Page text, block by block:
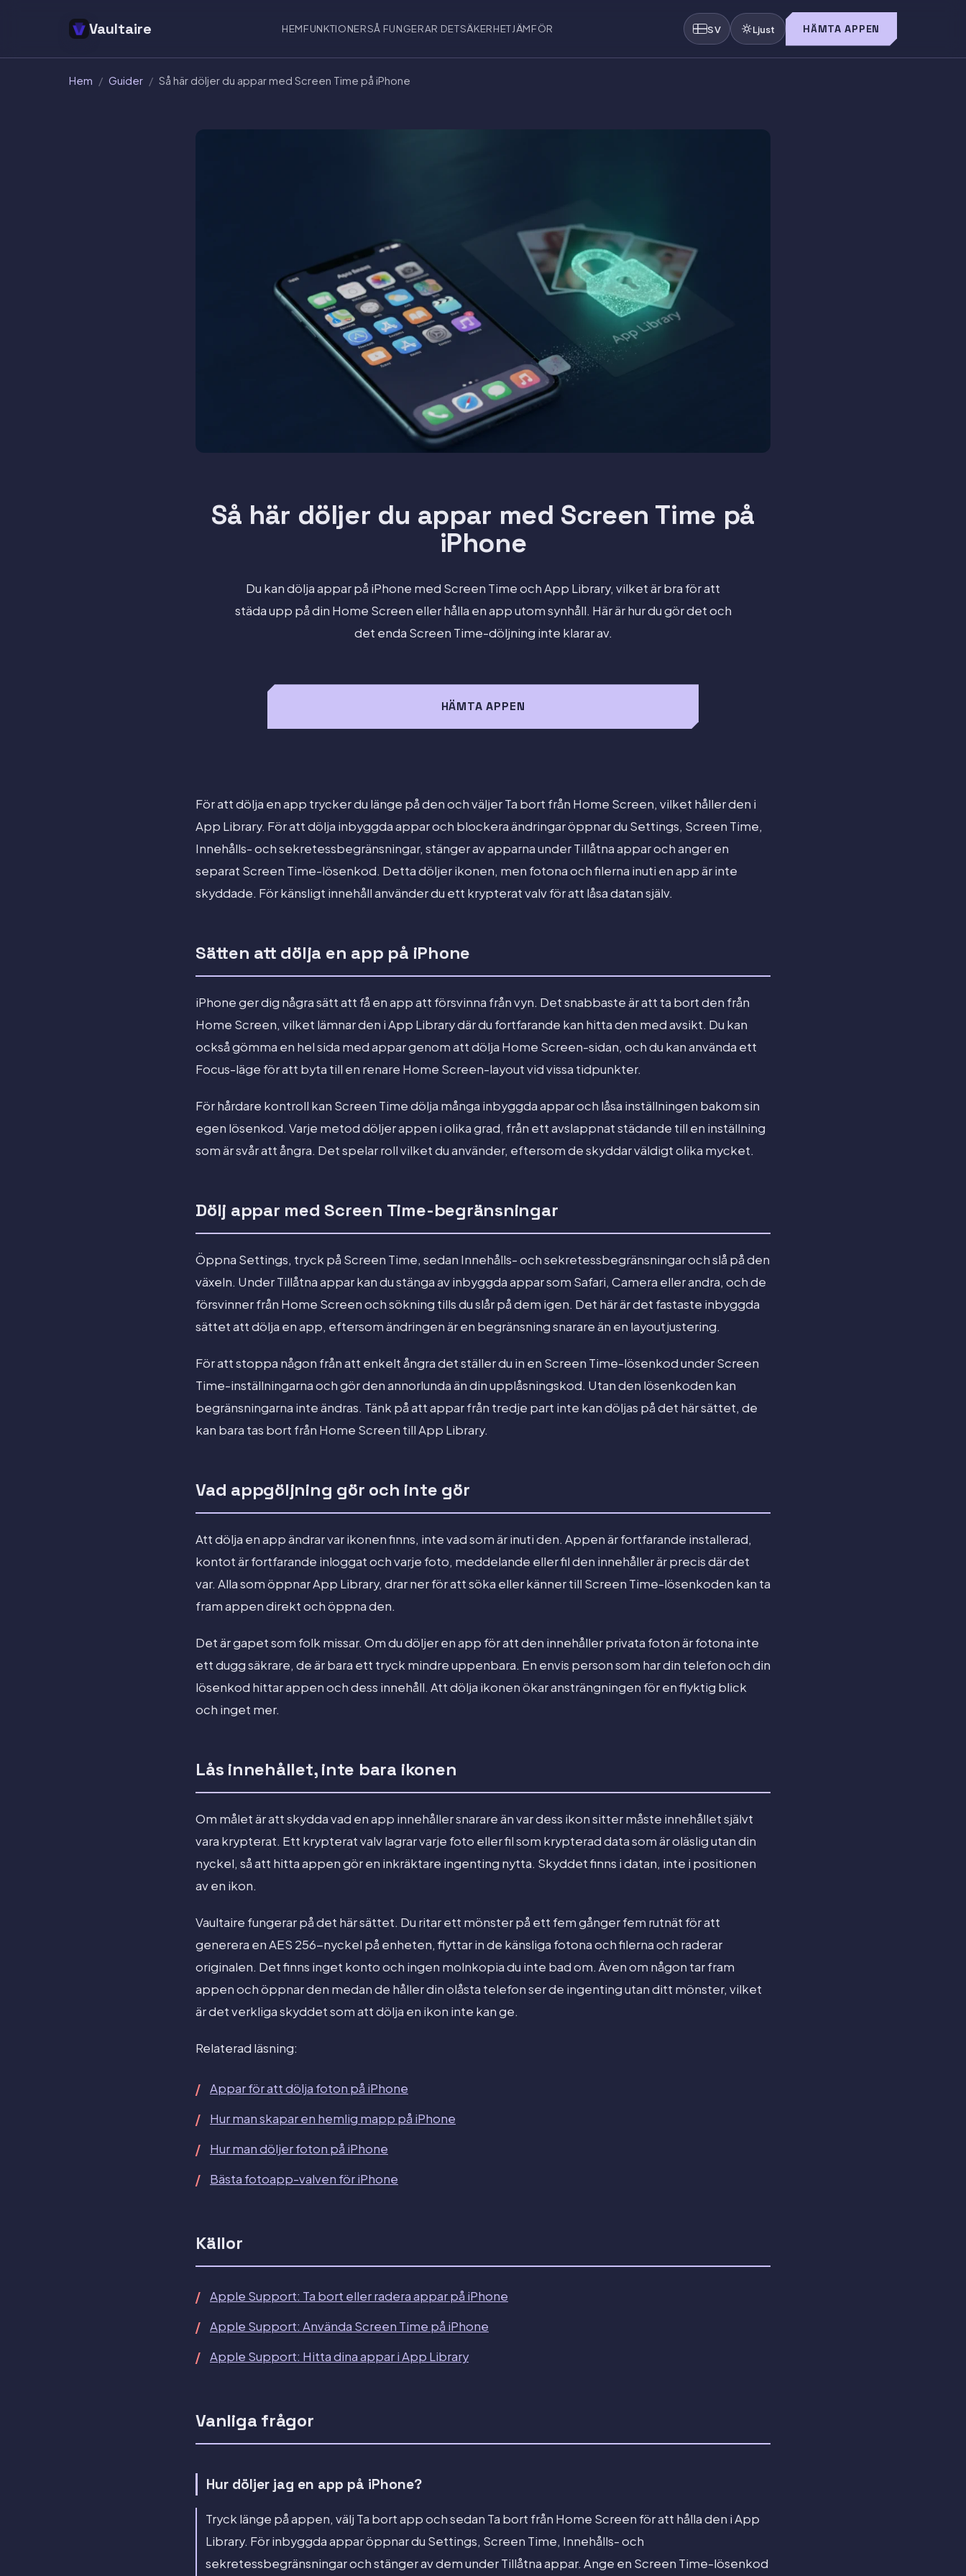
Vaultaire HEMFUNKTIONERSÅ FUNGERAR DETSÄKERHETJÄMFÖR SV Ljust HÄMTA APPEN
Hem / Guider / Så här döljer du appar med Screen Time på iPhone
Så här döljer du appar med Screen Time på
iPhone
Du kan dölja appar på iPhone med Screen Time och App Library, vilket är bra för att
städa upp på din Home Screen eller hålla en app utom synhåll. Här är hur du gör det och
det enda Screen Time-döljning inte klarar av.
HÄMTA APPEN
För att dölja en app trycker du länge på den och väljer Ta bort från Home Screen, vilket håller den i
App Library. För att dölja inbyggda appar och blockera ändringar öppnar du Settings, Screen Time,
Innehålls- och sekretessbegränsningar, stänger av apparna under Tillåtna appar och anger en
separat Screen Time-lösenkod. Detta döljer ikonen, men fotona och filerna inuti en app är inte
skyddade. För känsligt innehåll använder du ett krypterat valv för att låsa datan själv.
Sätten att dölja en app på iPhone
iPhone ger dig några sätt att få en app att försvinna från vyn. Det snabbaste är att ta bort den från
Home Screen, vilket lämnar den i App Library där du fortfarande kan hitta den med avsikt. Du kan
också gömma en hel sida med appar genom att dölja Home Screen-sidan, och du kan använda ett
Focus-läge för att byta till en renare Home Screen-layout vid vissa tidpunkter.
För hårdare kontroll kan Screen Time dölja många inbyggda appar och låsa inställningen bakom sin
egen lösenkod. Varje metod döljer appen i olika grad, från ett avslappnat städande till en inställning
som är svår att ångra. Det spelar roll vilket du använder, eftersom de skyddar väldigt olika mycket.
Dölj appar med Screen Time-begränsningar
Öppna Settings, tryck på Screen Time, sedan Innehålls- och sekretessbegränsningar och slå på den
växeln. Under Tillåtna appar kan du stänga av inbyggda appar som Safari, Camera eller andra, och de
försvinner från Home Screen och sökning tills du slår på dem igen. Det här är det fastaste inbyggda
sättet att dölja en app, eftersom ändringen är en begränsning snarare än en layoutjustering.
För att stoppa någon från att enkelt ångra det ställer du in en Screen Time-lösenkod under Screen
Time-inställningarna och gör den annorlunda än din upplåsningskod. Utan den lösenkoden kan
begränsningarna inte ändras. Tänk på att appar från tredje part inte kan döljas på det här sättet, de
kan bara tas bort från Home Screen till App Library.
Vad appgöljning gör och inte gör
Att dölja en app ändrar var ikonen finns, inte vad som är inuti den. Appen är fortfarande installerad,
kontot är fortfarande inloggat och varje foto, meddelande eller fil den innehåller är precis där det
var. Alla som öppnar App Library, drar ner för att söka eller känner till Screen Time-lösenkoden kan ta
fram appen direkt och öppna den.
Det är gapet som folk missar. Om du döljer en app för att den innehåller privata foton är fotona inte
ett dugg säkrare, de är bara ett tryck mindre uppenbara. En envis person som har din telefon och din
lösenkod hittar appen och dess innehåll. Att dölja ikonen ökar ansträngningen för en flyktig blick
och inget mer.
Lås innehållet, inte bara ikonen
Om målet är att skydda vad en app innehåller snarare än var dess ikon sitter måste innehållet självt
vara krypterat. Ett krypterat valv lagrar varje foto eller fil som krypterad data som är oläslig utan din
nyckel, så att hitta appen gör en inkräktare ingenting nytta. Skyddet finns i datan, inte i positionen
av en ikon.
Vaultaire fungerar på det här sättet. Du ritar ett mönster på ett fem gånger fem rutnät för att
generera en AES 256-nyckel på enheten, flyttar in de känsliga fotona och filerna och raderar
originalen. Det finns inget konto och ingen molnkopia du inte bad om. Även om någon tar fram
appen och öppnar den medan de håller din olåsta telefon ser de ingenting utan ditt mönster, vilket
är det verkliga skyddet som att dölja en ikon inte kan ge.
Relaterad läsning:
Appar för att dölja foton på iPhone
Hur man skapar en hemlig mapp på iPhone
Hur man döljer foton på iPhone
Bästa fotoapp-valven för iPhone
Källor
Apple Support: Ta bort eller radera appar på iPhone
Apple Support: Använda Screen Time på iPhone
Apple Support: Hitta dina appar i App Library
Vanliga frågor
Hur döljer jag en app på iPhone?
Tryck länge på appen, välj Ta bort app och sedan Ta bort från Home Screen för att hålla den i App
Library. För inbyggda appar öppnar du Settings, Screen Time, Innehålls- och
sekretessbegränsningar och stänger av dem under Tillåtna appar. Ange en Screen Time-lösenkod